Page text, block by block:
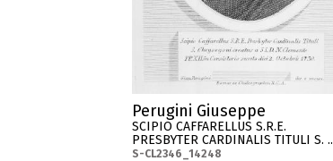
Perugini Giuseppe
SCIPIO CAFFARELLUS S.R.E.
PRESBYTER CARDINALIS TITULI S. ..
S-CL2346_14248